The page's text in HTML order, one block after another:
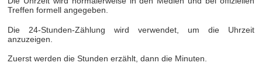
Treffen formell angegeben.
Die 24-Stunden-Zählung wird verwendet, um die Uhrzeit
anzuzeigen.
Zuerst werden die Stunden erzählt, dann die Minuten.